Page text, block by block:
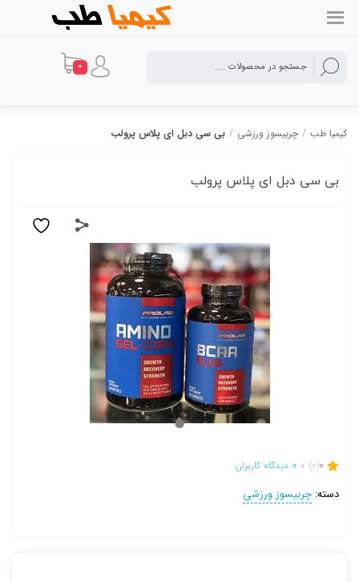
0
کیمیا طب / چربیسوز ورزشی / بی سی دبل ای پلاس پرولب
بی سی دبل ای پلاس پرولب
0
(0)
0 دیدگاه کاربران
دسته: چربیسوز ورزشی